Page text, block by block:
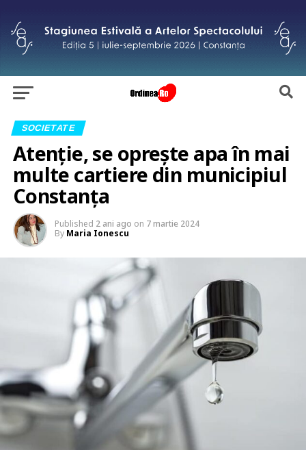
SOCIETATE
Atenție, se oprește apa în mai
multe cartiere din municipiul
Constanța
Published 2 ani ago on 7 martie 2024
By Maria Ionescu